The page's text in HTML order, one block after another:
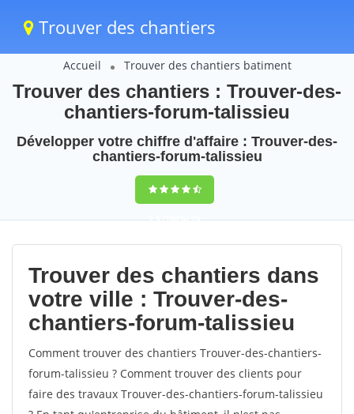
Trouver des chantiers
Accueil Trouver des chantiers batiment
Trouver des chantiers : Trouver-des-
chantiers-forum-talissieu
Développer votre chiffre d'affaire : Trouver-des-
chantiers-forum-talissieu
9,5(100%)76
votes
Trouver des chantiers dans
votre ville : Trouver-des-
chantiers-forum-talissieu
Comment trouver des chantiers Trouver-des-chantiers-
forum-talissieu ? Comment trouver des clients pour
faire des travaux Trouver-des-chantiers-forum-talissieu